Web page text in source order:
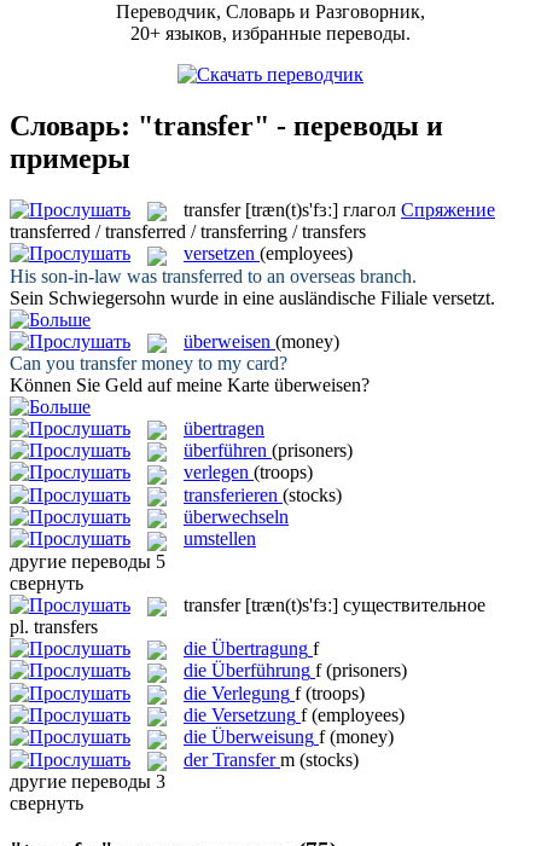
Переводчик, Словарь и Разговорник,
20+ языков, избранные переводы.
Словарь: "transfer" - переводы и
примеры
transfer [træn(t)s'fɜː] глагол Спряжение
transferred / transferred / transferring / transfers
versetzen (employees)
His son-in-law was transferred to an overseas branch.
Sein Schwiegersohn wurde in eine ausländische Filiale versetzt.
überweisen (money)
Can you transfermoney to my card?
Können Sie Geld auf meine Karte überweisen?
übertragen
überführen (prisoners)
verlegen (troops)
transferieren (stocks)
überwechseln
umstellen
другие переводы 5
свернуть
transfer [træn(t)s'fɜː] существительное
pl. transfers
die Übertragung f
die Überführung f (prisoners)
die Verlegung f (troops)
die Versetzung f (employees)
die Überweisung f (money)
derTransfer m (stocks)
другие переводы 3
свернуть